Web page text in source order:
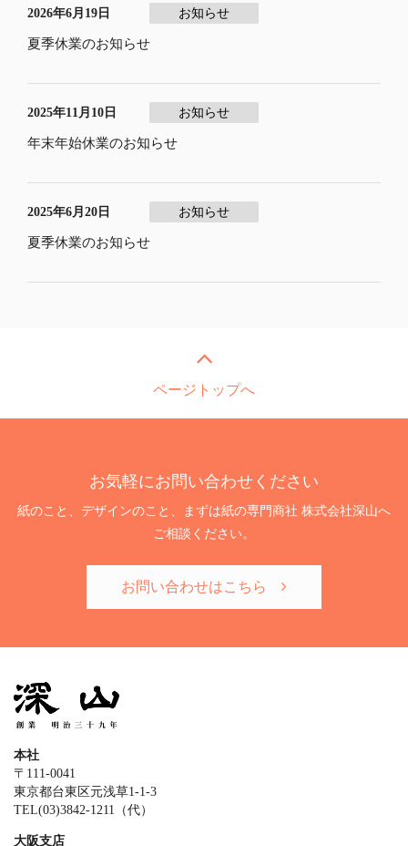
2026年6月19日 お知らせ
夏季休業のお知らせ
2025年11月10日 お知らせ
年末年始休業のお知らせ
2025年6月20日 お知らせ
夏季休業のお知らせ
ページトップへ
お気軽にお問い合わせください
紙のこと、デザインのこと、まずは紙の専門商社 株式会社深山へ
ご相談ください。
お問い合わせはこちら
本社
〒111-0041
東京都台東区元浅草1-1-3
TEL(03)3842-1211（代）
大阪支店